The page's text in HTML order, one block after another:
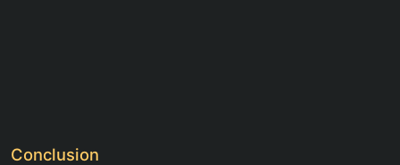
Conclusion